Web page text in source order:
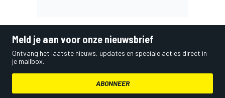
Meld je aan voor onze nieuwsbrief
Ontvang het laatste nieuws, updates en speciale acties direct in
je mailbox.
ABONNEER